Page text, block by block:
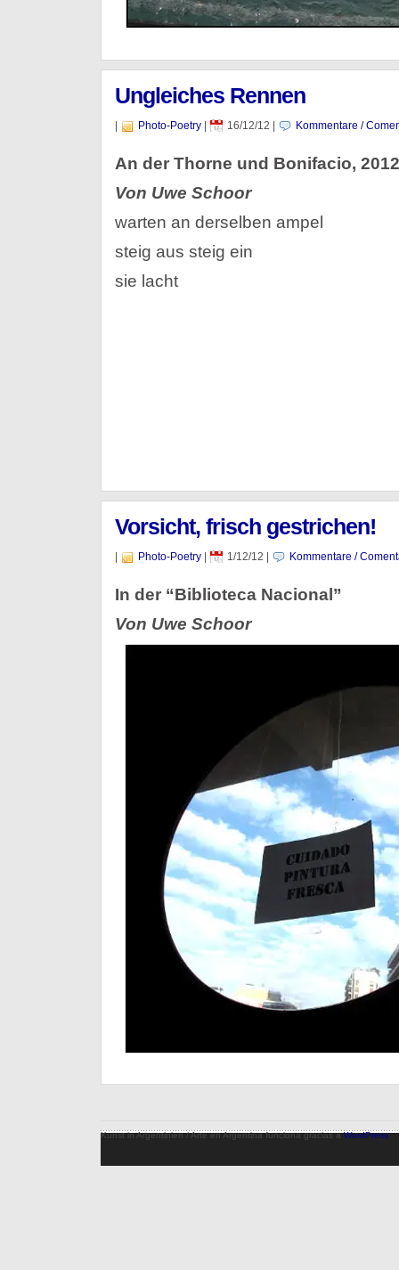
Ungleiches Rennen
Photo-Poetry| 16/12/12 Kommentare /
An der Thorne und Bonifacio, 2012
Von Uwe Schoor
warten an derselben ampel
steig aus steig ein
sie lacht
Vorsicht, frisch gestrichen!
Photo-Poetry| 1/12/12 Kommentare /
In der “Biblioteca Nacional”
Von Uwe Schoor
Kunst in Argentinien / Arte en Argentina funciona gracias aWordPress